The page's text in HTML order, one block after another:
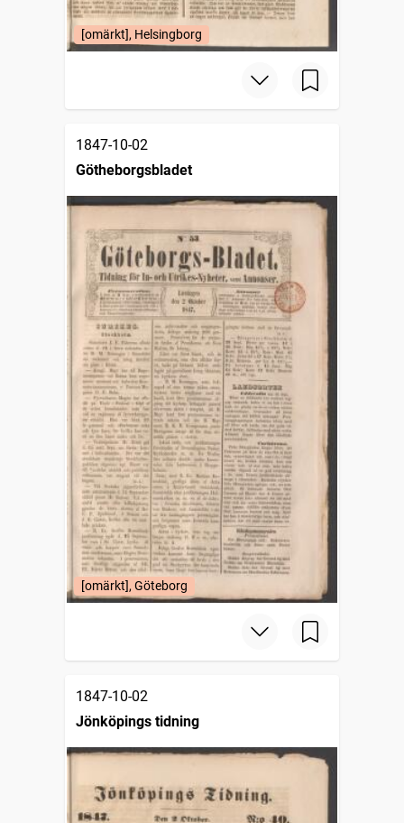
[omärkt], Helsingborg
1847-10-02
Götheborgsbladet
[omärkt], Göteborg
1847-10-02
Jönköpings tidning